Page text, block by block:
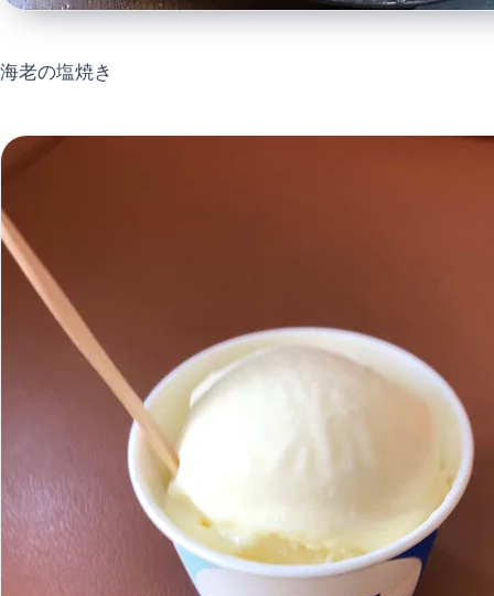
海老の塩焼き